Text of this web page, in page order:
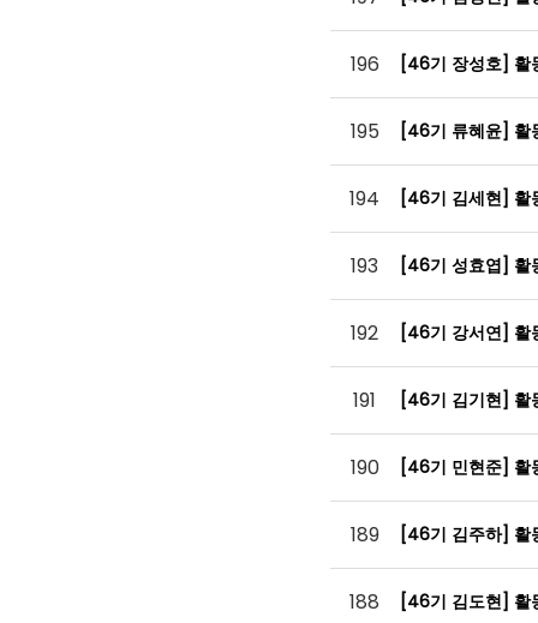
196 [46기 장성호] 활
195 [46기 류혜윤] 활
194 [46기 김세현] 활
193 [46기 성효엽] 활
192 [46기 강서연] 활
191 [46기 김기현] 활
190 [46기 민현준] 활
189 [46기 김주하] 활
188 [46기 김도현] 활